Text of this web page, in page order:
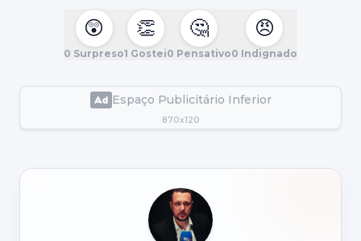
😲
0 Surpreso
👏
1 Gostei
🤔
0 Pensativo
😠
0 Indignado
Espaço Publicitário Inferior
870x120